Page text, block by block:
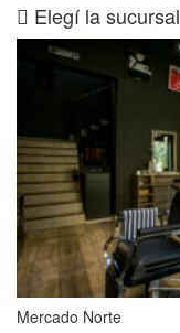
Elegí la sucursal
Mercado Norte